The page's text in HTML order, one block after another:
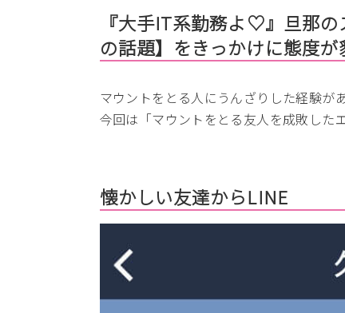
『大手IT系勤務よ♡』旦那
の話題】をきっかけに態度が
マウントをとる人にうんざりした経験が
今回は「マウントをとる友人を成敗した
懐かしい友達からLINE